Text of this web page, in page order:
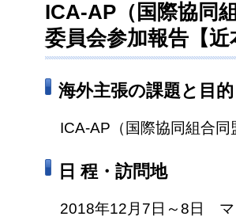
ICA-AP（国際協同
委員会参加報告【近
海外主張の課題と目的
ICA-AP（国際協同組合同
日 程・訪問地
2018年12月7日～8日 マ